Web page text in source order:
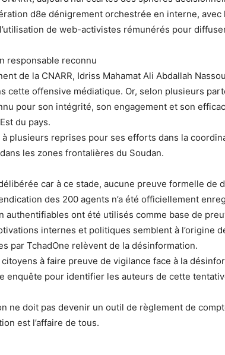
d8e dénigrement orchestrée en interne, avec
de web-activistes rémunérés pour
responsable reconnu
de la CNARR, Idriss Mahamat Ali Abdallah
cette offensive médiatique. Or, selon plusieurs
pour son intégrité, son engagement et son
du pays.
à plusieurs reprises pour ses efforts dans la
les zones frontalières du Soudan.
car à ce stade, aucune preuve formelle de
des 200 agents n’a été officiellement
authentifiables ont été utilisés comme base de
internes et politiques semblent à l’origine
par TchadOne relèvent de la désinformation.
à faire preuve de vigilance face à la
enquête pour identifier les auteurs de cette
ne doit pas devenir un outil de règlement de
est l’affaire de tous.